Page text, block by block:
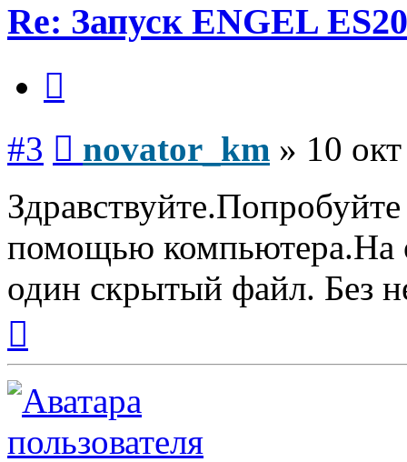
Re: Запуск ENGEL
#3 novator_km » 10
помощью компьютера.На
один скрытый файл. Без
началу